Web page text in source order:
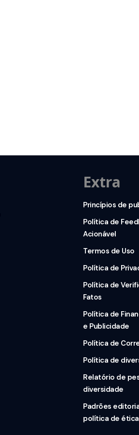
Extra
Princípios de
Política de
Acionável
Termos de Uso
Política de
Política de
Fatos
Política de
e Publicidade
Política de
Política de
Relatório de
diversidade
Padrões
política de ética